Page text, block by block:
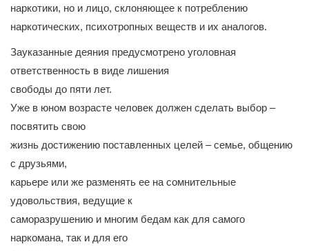
наркотики, но и лицо, склоняющее к потреблению
наркотических, психотропных веществ и их аналогов.
Зауказанные деяния предусмотрено уголовная
ответственность в виде лишения
свободы до пяти лет.
Уже в юном возрасте человек должен сделать выбор –
посвятить свою
жизнь достижению поставленных целей – семье, общению
с друзьями,
карьере или же разменять ее на сомнительные
удовольствия, ведущие к
саморазрушению и многим бедам как для самого
наркомана, так и для его